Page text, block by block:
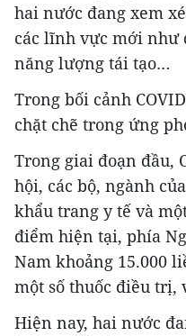
hai nước đang xem
các lĩnh vực mới như
năng lượng tái tạo…
Trong bối cảnh
chặt chẽ trong ứng
Trong giai đoạn đầu,
hội, các bộ, ngành
khẩu trang y tế và
điểm hiện tại, phía
Nam khoảng 15.000
một số thuốc điều trị,
Hiện nay, hai nước